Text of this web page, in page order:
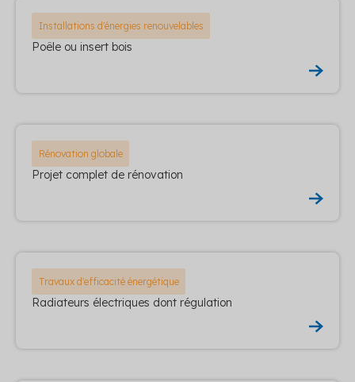
Installations d'énergies renouvelables
Poêle ou insert bois
Rénovation globale
Projet complet de rénovation
Travaux d'efficacité énergétique
Radiateurs électriques dont régulation